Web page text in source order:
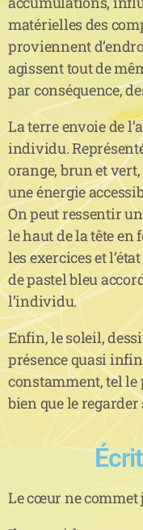
matérielles des
proviennent
agissent tout de
par conséquence,
La terre envoie de
individu.
orange, brun et
une énergie
On peut ressentir
le haut de la tête en
les exercices et
de pastel bleu
l’individu.
Enfin, le soleil,
présence quasi
constamment, tel le
bien que le
Le cœur ne commet